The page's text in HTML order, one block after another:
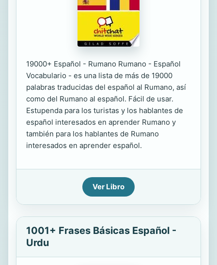
19000+ Español - Rumano Rumano - Español
Vocabulario - es una lista de más de 19000
palabras traducidas del español al Rumano, así
como del Rumano al español. Fácil de usar.
Estupenda para los turistas y los hablantes de
español interesados en aprender Rumano y
también para los hablantes de Rumano
interesados en aprender español.
Ver Libro
1001+ Frases Básicas Español -
Urdu